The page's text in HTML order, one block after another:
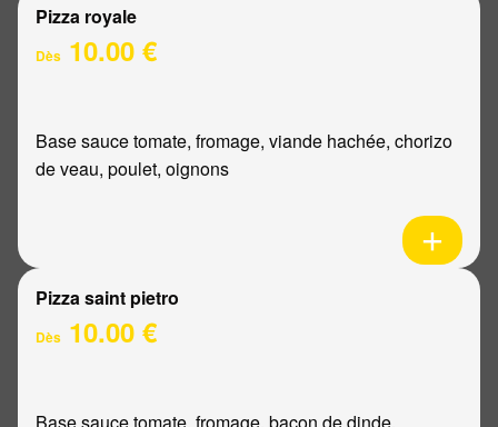
Pizza royale
Dès 10.00 €
Base sauce tomate, fromage, viande hachée, chorizo
de veau, poulet, oignons
Pizza saint pietro
Dès 10.00 €
Base sauce tomate, fromage, bacon de dinde,